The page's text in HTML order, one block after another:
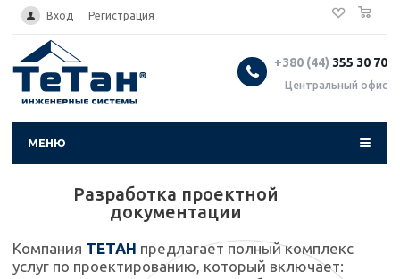
... Вход Регистрация
+380 (44) 355 30 70
Центральный офис
МЕНЮ
Разработка проектной
документации
Компания ТЕТАН предлагает полный комплекс
услуг по проектированию, который включает: